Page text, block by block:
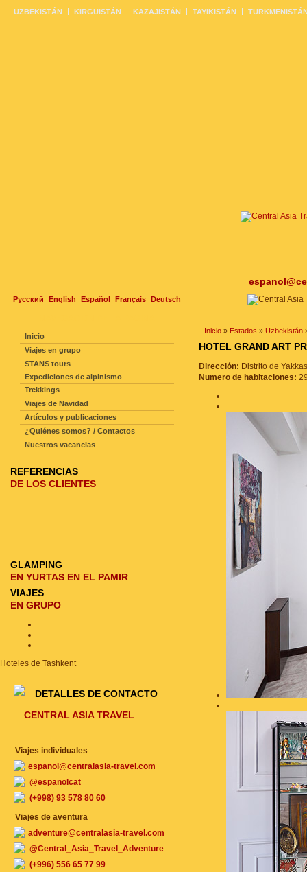
Русский English Español Français Deutsch
UZBEKISTÁN KIRGUISTÁN KAZAJISTÁN TAYIKISTÁN
Inicio » Estados » Uzbekistán
HOTEL GRAND ART
Dirección: Distrito de
Numero de habitaciones:
Inicio
Viajes en grupo
STANS tours
Expediciones de alpinismo
Trekkings
Viajes de Navidad
Artículos y publicaciones
¿Quiénes somos? / Contactos
Nuestros vacancias
REFERENCIAS
DE LOS CLIENTES
GLAMPING
EN YURTAS EN EL PAMIR
VIAJES
EN GRUPO
Hoteles de Tashkent
DETALLES DE CONTACTO
CENTRAL ASIA TRAVEL
Viajes individuales
espanol@centralasia-travel.com
@espanolcat
(+998) 93 578 80 60
Viajes de aventura
adventure@centralasia-travel.com
@Central_Asia_Travel_Adventure
(+996) 556 65 77 99